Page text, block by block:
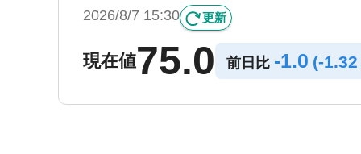
2026/8/7 15:30 更新
現在値75.0 前日比 -1.0 (-